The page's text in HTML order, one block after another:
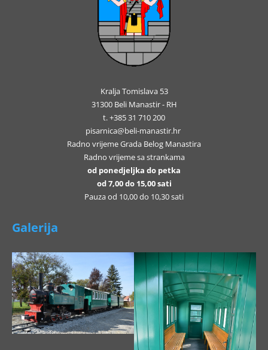
Kralja Tomislava 53
31300 Beli Manastir - RH
t. +385 31 710 200
pisarnica@beli-manastir.hr
Radno vrijeme Grada Belog Manastira
Radno vrijeme sa strankama
od ponedjeljka do petka
od 7,00 do 15,00 sati
Pauza od 10,00 do 10,30 sati
Galerija